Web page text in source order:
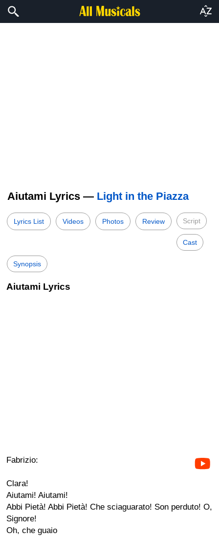
Aiutami Lyrics — Light in the Piazza
Lyrics List Videos Photos Review Script
Cast
Synopsis
Aiutami Lyrics
Fabrizio:
Clara!
Aiutami! Aiutami!
Abbi Pietà! Abbi Pietà! Che sciaguarato! Son perduto! O,
Signore!
Oh, che guaio